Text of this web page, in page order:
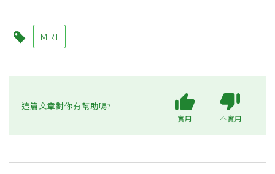
MRI
這篇文章對你有幫助嗎?
實用 不實用